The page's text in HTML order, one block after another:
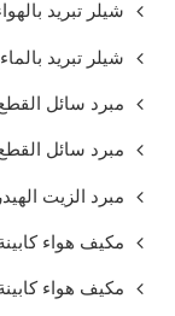
شيلر تبريد
شيلر تبريد
مبرد سائل
مبرد سائل
مبرد الزيت
مكيف هواء
مكيف هواء